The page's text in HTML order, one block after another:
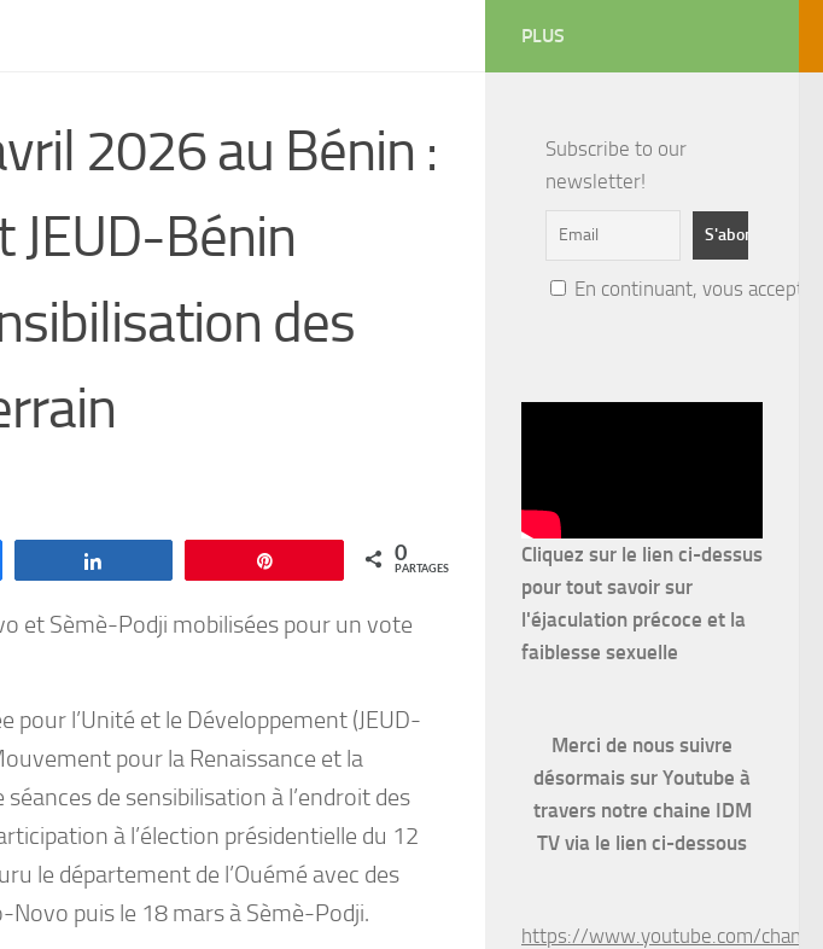
2026 au Bénin :
JEUD-Bénin
des
0
PARTAGES
et Sèmè-Podji mobilisées pour un vote
pour l’Unité et le Développement (JEUD-
pour la Renaissance et la
de sensibilisation à l’endroit des
à l’élection présidentielle du 12
le département de l’Ouémé avec des
puis le 18 mars à Sèmè-Podji.
PLUS
Subscribe to our
newsletter!
En continuant, vous
Cliquez sur le lien ci-dessus
pour tout savoir sur
l'éjaculation précoce et la
faiblesse sexuelle
Merci de nous suivre
désormais sur Youtube à
travers notre chaine IDM
TV via le lien ci-dessous
https://www.youtube.com/